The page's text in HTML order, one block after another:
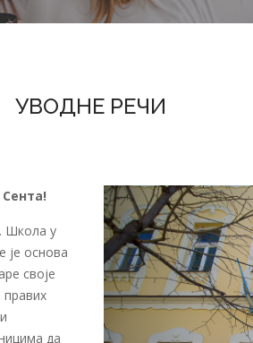
УВОДНЕ РЕЧИ
Школа у
је основа
своје
правих
да